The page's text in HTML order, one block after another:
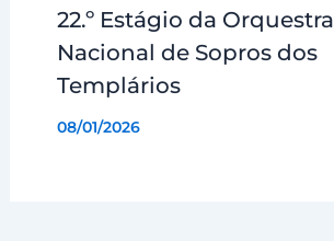
22.º Estágio da Orquestra
Nacional de Sopros dos
Templários
08/01/2026